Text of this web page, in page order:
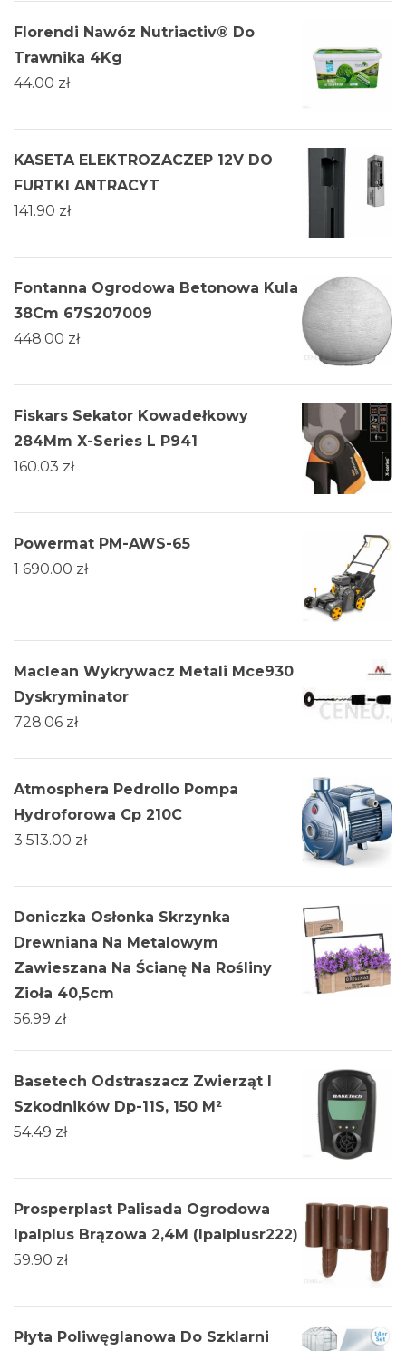
Florendi Nawóz Nutriactiv® Do
Trawnika 4Kg
44.00 zł
KASETA ELEKTROZACZEP 12V DO
FURTKI ANTRACYT
141.90 zł
Fontanna Ogrodowa Betonowa Kula
38Cm 67S207009
448.00 zł
Fiskars Sekator Kowadełkowy
284Mm X-Series L P941
160.03 zł
Powermat PM-AWS-65
1 690.00 zł
Maclean Wykrywacz Metali Mce930
Dyskryminator
728.06 zł
Atmosphera Pedrollo Pompa
Hydroforowa Cp 210C
3 513.00 zł
Doniczka Osłonka Skrzynka
Drewniana Na Metalowym
Zawieszana Na Ścianę Na Rośliny
Zioła 40,5cm
56.99 zł
Basetech Odstraszacz Zwierząt I
Szkodników Dp-11S, 150 M²
54.49 zł
Prosperplast Palisada Ogrodowa
Ipalplus Brązowa 2,4M (Ipalplusr222)
59.90 zł
Płyta Poliwęglanowa Do Szklarni